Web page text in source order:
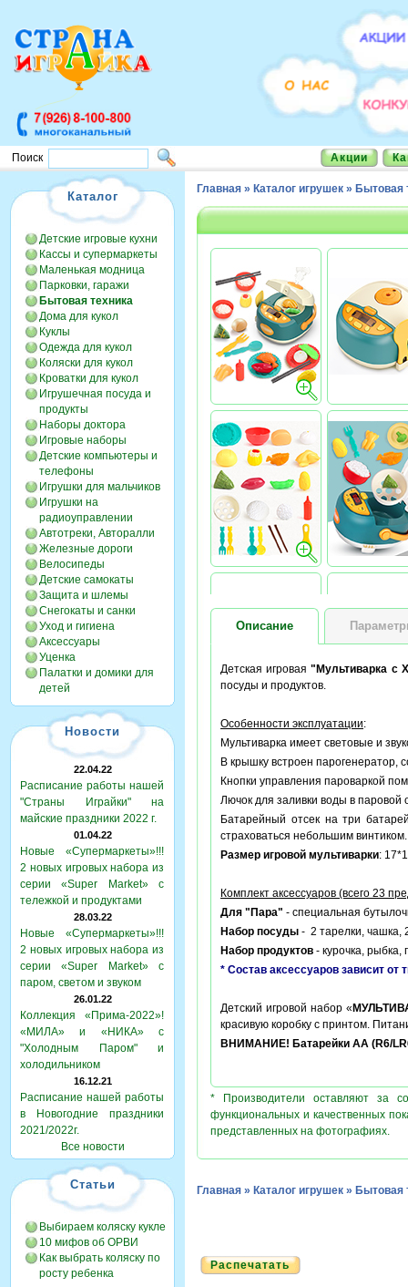
Поиск Акции
Каталог
Детские игровые кухни
Кассы и супермаркеты
Маленькая модница
Парковки, гаражи
Бытовая техника
Дома для кукол
Куклы
Одежда для кукол
Коляски для кукол
Кроватки для кукол
Игрушечная посуда и
продукты
Наборы доктора
Игровые наборы
Детские компьютеры и
телефоны
Игрушки для мальчиков
Игрушки на
радиоуправлении
Автотреки, Авторалли
Железные дороги
Велосипеды
Детские самокаты
Защита и шлемы
Снегокаты и санки
Уход и гигиена
Аксессуары
Уценка
Палатки и домики для
детей
Новости
22.04.22
Расписание работы нашей
"Страны Играйки" на
майские праздники 2022 г.
01.04.22
Новые «Супермаркеты»!!!
2 новых игровых набора из
серии «Super Market» с
тележкой и продуктами
28.03.22
Новые «Супермаркеты»!!!
2 новых игровых набора из
серии «Super Market» с
паром, светом и звуком
26.01.22
Коллекция «Прима-2022»!
«МИЛА» и «НИКА» с
"Холодным Паром" и
холодильником
16.12.21
Расписание нашей работы
в Новогодние праздники
2021/2022г.
Все новости
Статьи
Выбираем коляску кукле
10 мифов об ОРВИ
Как выбрать коляску по
росту ребенка
Главная » Каталог игрушек » Бытовая
Описание
Детская игровая"Мультиварка с
посуды и продуктов.
Особенности эксплуатации:
Мультиварка имеет световые и
В крышку встроен парогенератор,
Кнопки управления пароваркой
Лючок для заливки воды в паровой
Батарейный отсек на три
страховаться небольшим винтиком.
Размер игровой мультиварки:
Комплект аксессуаров (всего 23
Для "Пара" - специальная
Набор посуды - 2 тарелки, чашка,
Набор продуктов - курочка, рыбка,
* Состав аксессуаров зависит от
Детский игровой набор «
красивую коробку с принтом.
ВНИМАНИЕ! Батарейки АА (R6/
* Производители оставляют за
функциональных и качественных
представленных на фотографиях.
Главная » Каталог игрушек » Бытовая
Распечатать